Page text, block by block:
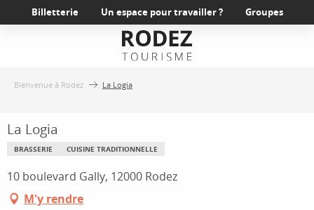
au
Billetterie Un espace pour travailler ? Groupes
Bienvenue à Rodez La Logia
La Logia
BRASSERIE CUISINE TRADITIONNELLE
10 boulevard Gally, 12000 Rodez
M'y rendre